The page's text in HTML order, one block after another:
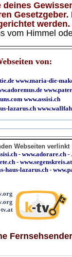
deines
vom Himmel
von:
www.maria-die-
www.assisi.ch
lazarus.ch
Webseiten verlinkt
-www.adorare.ch -
-www.segenskreis.at
haus-lazarus.ch -
tv.at
Fernsehsender